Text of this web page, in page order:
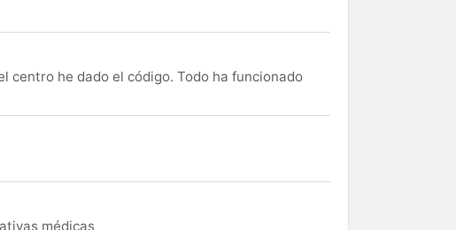
centro he dado el código. Todo ha funcionado
médicas